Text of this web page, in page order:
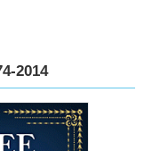
2014